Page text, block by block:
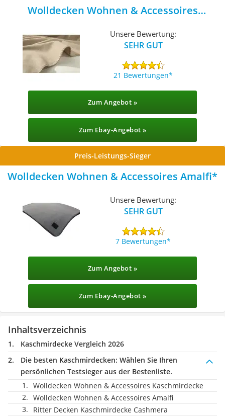
Wolldecken Wohnen & Accessoires
Unsere Bewertung:
SEHR GUT
21 Bewertungen
Zum Angebot »
Zum Ebay-Angebot »
Preis-Leistungs-Sieger
Wolldecken Wohnen & Accessoires Amalfi
Unsere Bewertung:
SEHR GUT
7 Bewertungen
Zum Angebot »
Zum Ebay-Angebot »
Inhaltsverzeichnis
Kaschmirdecke Vergleich 2026
Die besten Kaschmirdecken: Wählen Sie Ihren
persönlichen Testsieger aus der Bestenliste.
Wolldecken Wohnen & Accessoires Kaschmirdecke
Wolldecken Wohnen & Accessoires Amalfi
Ritter Decken Kaschmirdecke Cashmera